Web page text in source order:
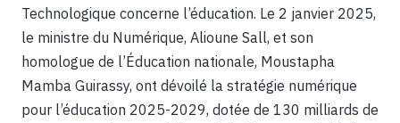
Technologique concerne l’éducation. Le 2 janvier 2025,
le ministre du Numérique, Alioune Sall, et son
homologue de l’Éducation nationale, Moustapha
Mamba Guirassy, ont dévoilé la stratégie numérique
pour l’éducation 2025-2029, dotée de 130 milliards de